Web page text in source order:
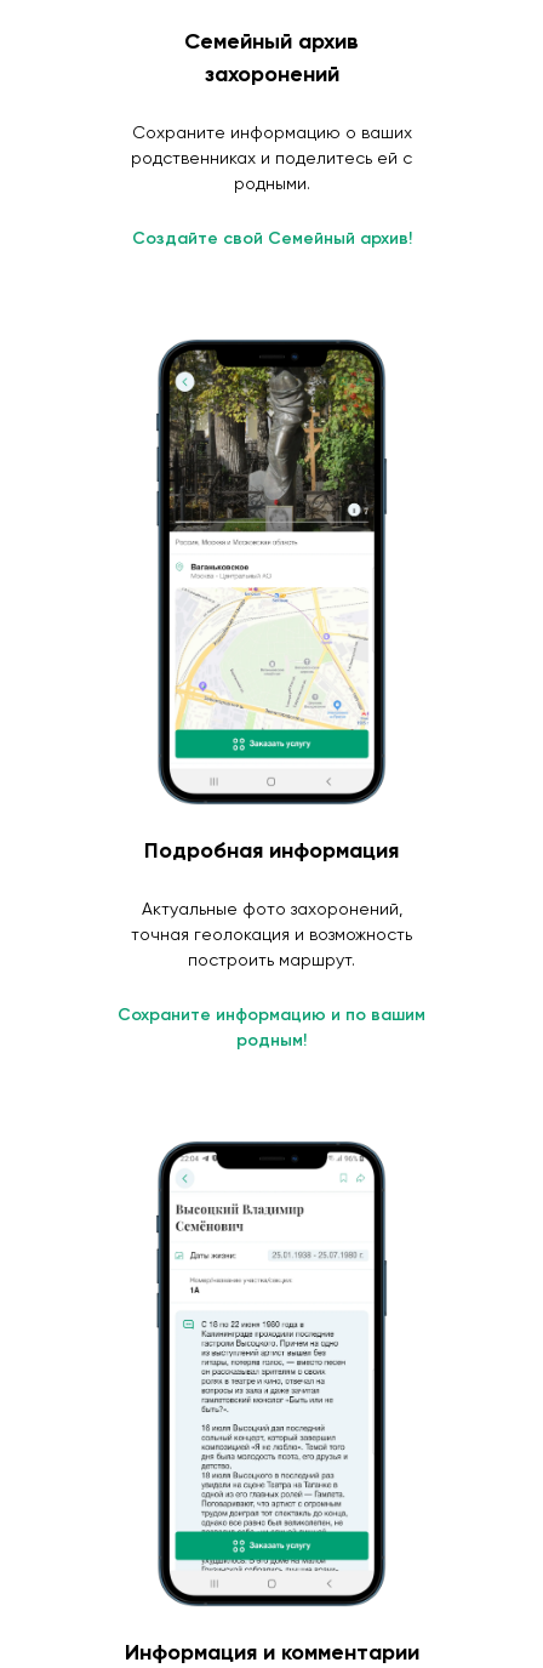
Семейный архив
захоронений
Сохраните информацию о ваших
родственниках и поделитесь ей с
родными.
Создайте свой Семейный архив!
Подробная информация
Актуальные фото захоронений,
точная геолокация и возможность
построить маршрут.
Сохраните информацию и по вашим
родным!
Информация и комментарии